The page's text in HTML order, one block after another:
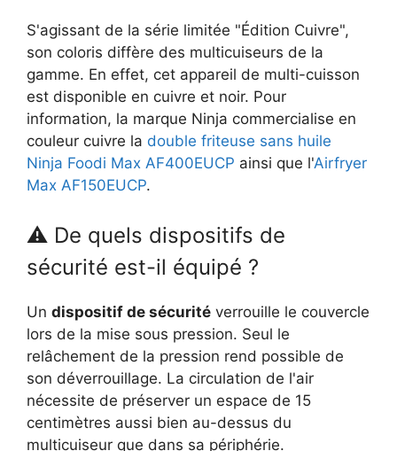
S'agissant de la série limitée "Édition Cuivre",
son coloris diffère des multicuiseurs de la
gamme. En effet, cet appareil de multi-cuisson
est disponible en cuivre et noir. Pour
information, la marque Ninja commercialise en
couleur cuivre la double friteuse sans huile
Ninja Foodi Max AF400EUCP ainsi que l'Airfryer
Max AF150EUCP.
⚠ De quels dispositifs de
sécurité est-il équipé ?
Un dispositif de sécurité verrouille le couvercle
lors de la mise sous pression. Seul le
relâchement de la pression rend possible de
son déverrouillage. La circulation de l'air
nécessite de préserver un espace de 15
centimètres aussi bien au-dessus du
multicuiseur que dans sa périphérie.